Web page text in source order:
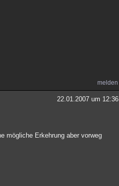
melden
22.01.2007 um 12:36
mögliche Erkehrung aber vorweg